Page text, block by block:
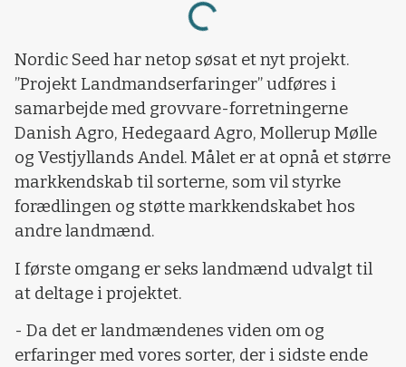
Loading...
Nordic Seed har netop søsat et nyt projekt.
”Projekt Landmandserfaringer” udføres i
samarbejde med grovvare-forretningerne
Danish Agro, Hedegaard Agro, Mollerup Mølle
og Vestjyllands Andel. Målet er at opnå et større
markkendskab til sorterne, som vil styrke
forædlingen og støtte markkendskabet hos
andre landmænd.
I første omgang er seks landmænd udvalgt til
at deltage i projektet.
- Da det er landmændenes viden om og
erfaringer med vores sorter, der i sidste ende